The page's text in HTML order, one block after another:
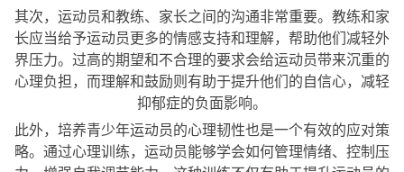
其次，运动员和教练、家长之间的沟通非常重要。教练和家
长应当给予运动员更多的情感支持和理解，帮助他们减轻外
界压力。过高的期望和不合理的要求会给运动员带来沉重的
心理负担，而理解和鼓励则有助于提升他们的自信心，减轻
抑郁症的负面影响。
此外，培养青少年运动员的心理韧性也是一个有效的应对策
略。通过心理训练，运动员能够学会如何管理情绪、控制压